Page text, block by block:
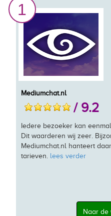
1
Mediumchat.nl
/ 9.2
Iedere bezoeker kan
Dit waarderen wij zeer.
Mediumchat.nl hanteert
tarieven. lees verder
Naar de